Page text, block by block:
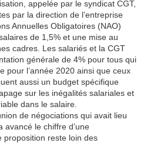
appelée par le syndicat CGT,
par la direction de l’entreprise
Annuelles Obligatoires (NAO)
de 1,5% et une mise au
cadres. Les salariés et la CGT
générale de 4% pour tous qui
pour l’année 2020 ainsi que ceux
aussi un budget spécifique
sur les inégalités salariales et
dans le salaire.
de négociations qui avait lieu
avancé le chiffre d’une
proposition reste loin des